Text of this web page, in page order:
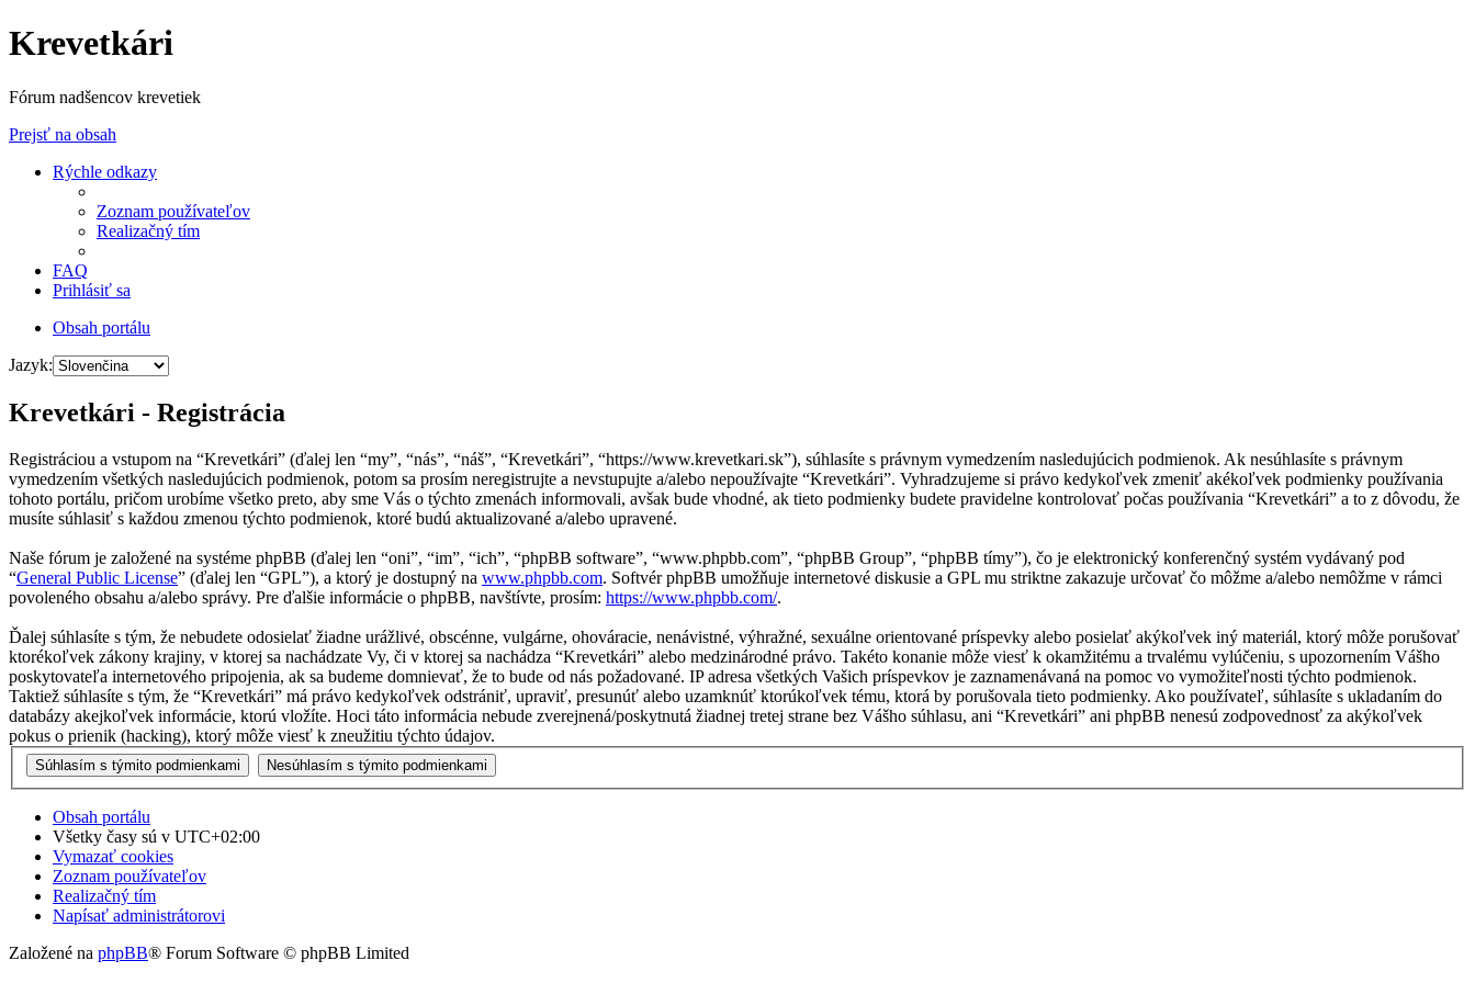
Krevetkári
Fórum nadšencov krevetiek
Prejsť na obsah
Rýchle odkazy
Zoznam používateľov
Realizačný tím
FAQ
Prihlásiť sa
Obsah portálu
Jazyk:
Krevetkári - Registrácia
Registráciou a vstupom na “Krevetkári” (ďalej len “my”, “nás”, “náš”, “Krevetkári”, “https://www.krevetkari.sk”), súhlasíte s právnym vymedzením nasledujúcich podmienok. Ak nesúhlasíte s právnym
vymedzením všetkých nasledujúcich podmienok, potom sa prosím neregistrujte a nevstupujte a/alebo nepoužívajte “Krevetkári”. Vyhradzujeme si právo kedykoľvek zmeniť akékoľvek podmienky používania
tohoto portálu, pričom urobíme všetko preto, aby sme Vás o týchto zmenách informovali, avšak bude vhodné, ak tieto podmienky budete pravidelne kontrolovať počas používania “Krevetkári” a to z dôvodu, že
musíte súhlasiť s každou zmenou týchto podmienok, ktoré budú aktualizované a/alebo upravené.
Naše fórum je založené na systéme phpBB (ďalej len “oni”, “im”, “ich”, “phpBB software”, “www.phpbb.com”, “phpBB Group”, “phpBB tímy”), čo je elektronický konferenčný systém vydávaný pod
“General Public License” (ďalej len “GPL”), a ktorý je dostupný na www.phpbb.com. Softvér phpBB umožňuje internetové diskusie a GPL mu striktne zakazuje určovať čo môžme a/alebo nemôžme v rámci
povoleného obsahu a/alebo správy. Pre ďalšie informácie o phpBB, navštívte, prosím: https://www.phpbb.com/.
Ďalej súhlasíte s tým, že nebudete odosielať žiadne urážlivé, obscénne, vulgárne, ohováracie, nenávistné, výhražné, sexuálne orientované príspevky alebo posielať akýkoľvek iný materiál, ktorý môže porušovať
ktorékoľvek zákony krajiny, v ktorej sa nachádzate Vy, či v ktorej sa nachádza “Krevetkári” alebo medzinárodné právo. Takéto konanie môže viesť k okamžitému a trvalému vylúčeniu, s upozornením Vášho
poskytovateľa internetového pripojenia, ak sa budeme domnievať, že to bude od nás požadované. IP adresa všetkých Vašich príspevkov je zaznamenávaná na pomoc vo vymožiteľnosti týchto podmienok.
Taktiež súhlasíte s tým, že “Krevetkári” má právo kedykoľvek odstrániť, upraviť, presunúť alebo uzamknúť ktorúkoľvek tému, ktorá by porušovala tieto podmienky. Ako používateľ, súhlasíte s ukladaním do
databázy akejkoľvek informácie, ktorú vložíte. Hoci táto informácia nebude zverejnená/poskytnutá žiadnej tretej strane bez Vášho súhlasu, ani “Krevetkári” ani phpBB nenesú zodpovednosť za akýkoľvek
pokus o prienik (hacking), ktorý môže viesť k zneužitiu týchto údajov.
Obsah portálu
Všetky časy sú v UTC+02:00
Vymazať cookies
Zoznam používateľov
Realizačný tím
Napísať administrátorovi
Založené na phpBB® Forum Software © phpBB Limited